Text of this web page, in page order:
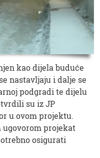
kao dijela buduće
nastavljaju i dalje se
podgradi te dijelu
su iz JP
u ovom projektu.
ugovorom projekat
osigurati